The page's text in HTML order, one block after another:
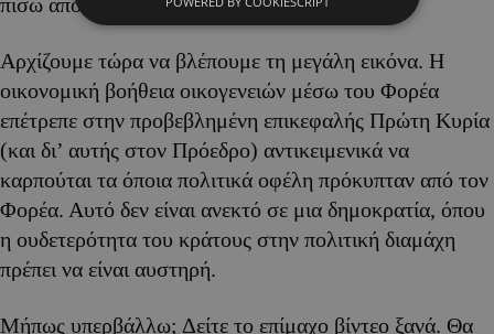
Αρχίζουμε τώρα να βλέπουμε τη μεγάλη εικόνα. Η
οικονομική βοήθεια οικογενειών μέσω του Φορέα
επέτρεπε στην προβεβλημένη επικεφαλής Πρώτη Κυρία
(και δι’ αυτής στον Πρόεδρο) αντικειμενικά να
καρπούται τα όποια πολιτικά οφέλη πρόκυπταν από τον
Φορέα. Αυτό δεν είναι ανεκτό σε μια δημοκρατία, όπου
η ουδετερότητα του κράτους στην πολιτική διαμάχη
πρέπει να είναι αυστηρή.
Μήπως υπερβάλλω; Δείτε το επίμαχο βίντεο ξανά. Θα